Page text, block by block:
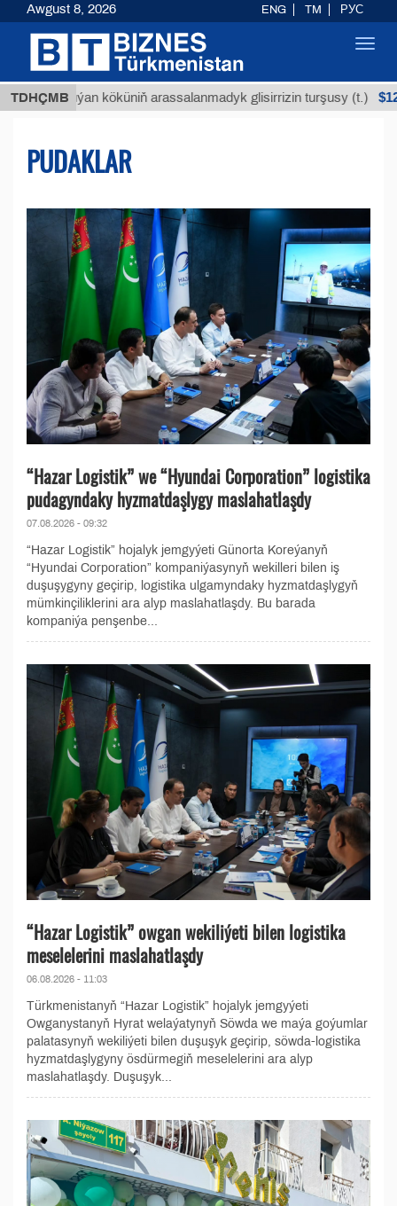
TDHÇMB
Buýan köküniň arassalanmadyk glisirrizin turşusy (t.) $12935,18
PUDAKLAR
“Hazar Logistik” we “Hyundai Corporation” logistika
pudagyndaky hyzmatdaşlygy maslahatlaşdy
07.08.2026 - 09:32
“Hazar Logistik” hojalyk jemgyýeti Günorta Koreýanyň
“Hyundai Corporation” kompaniýasynyň wekilleri bilen iş
duşuşygyny geçirip, logistika ulgamyndaky hyzmatdaşlygyň
mümkinçiliklerini ara alyp maslahatlaşdy. Bu barada
kompaniýa penşenbe...
“Hazar Logistik” owgan wekiliýeti bilen logistika
meselelerini maslahatlaşdy
06.08.2026 - 11:03
Türkmenistanyň “Hazar Logistik” hojalyk jemgyýeti
Owganystanyň Hyrat welaýatynyň Söwda we maýa goýumlar
palatasynyň wekiliýeti bilen duşuşyk geçirip, söwda-logistika
hyzmatdaşlygyny ösdürmegiň meselelerini ara alyp
maslahatlaşdy. Duşuşyk...
Awgust 8, 2026 ENG TM РУС